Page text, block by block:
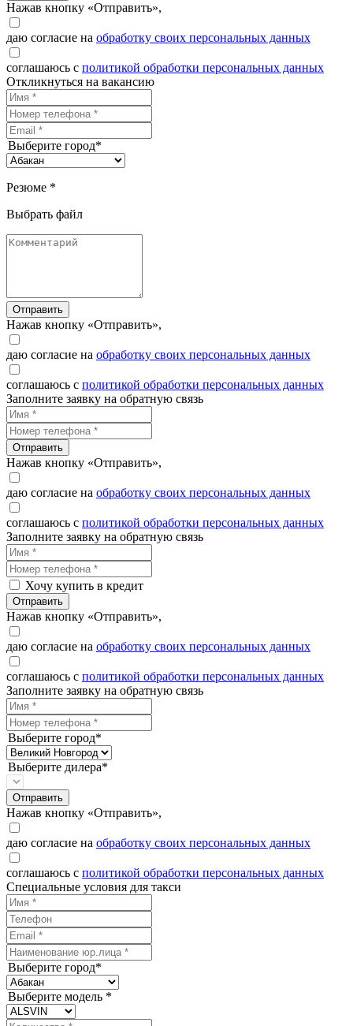
Нажав кнопку «Отправить»,
даю согласие на обработку своих персональных данных
соглашаюсь с политикой обработки персональных данных
Откликнуться на вакансию
Выберите город*
Резюме *
Выбрать файл
Отправить
Нажав кнопку «Отправить»,
даю согласие на обработку своих персональных данных
соглашаюсь с политикой обработки персональных данных
Заполните заявку на обратную связь
Отправить
Нажав кнопку «Отправить»,
даю согласие на обработку своих персональных данных
соглашаюсь с политикой обработки персональных данных
Заполните заявку на обратную связь
Хочу купить в кредит
Отправить
Нажав кнопку «Отправить»,
даю согласие на обработку своих персональных данных
соглашаюсь с политикой обработки персональных данных
Заполните заявку на обратную связь
Выберите город*
Выберите дилера*
Отправить
Нажав кнопку «Отправить»,
даю согласие на обработку своих персональных данных
соглашаюсь с политикой обработки персональных данных
Специальные условия для такси
Выберите город*
Выберите модель *